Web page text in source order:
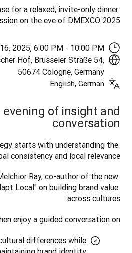
for a relaxed, invite-only dinner
on the eve of DMEXCO 2025
2025, 6:00 PM - 10:00 PM
Hof, Brüsseler Straße 54,
50674 Cologne, Germany
English, German
evening of insight and
conversation
starts with understanding the
consistency and local relevance.
Ray, co-author of the new
Local" on building brand value
across cultures.
enjoy a guided conversation on:
differences while
brand identity